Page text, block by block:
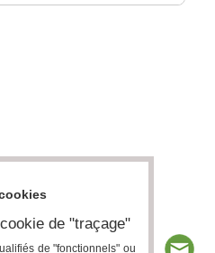
de "traçage"
de "fonctionnels" ou